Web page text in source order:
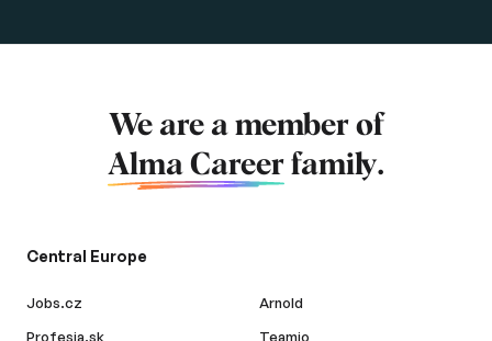
We are a member of
Alma Career family.
Central Europe
Jobs.cz
Profesia.sk
Arnold
Teamio